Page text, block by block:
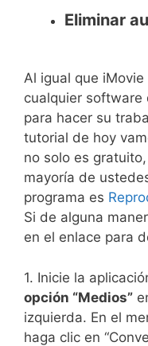
Eliminar
Al igual que
cualquier
para hacer su
tutorial de hoy
no solo es
mayoría de
programa es
Si de alguna
en el enlace para
1. Inicie la
opción “Medios”
izquierda. En el
haga clic en